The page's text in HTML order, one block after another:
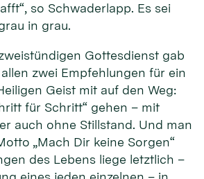
so Schwaderlapp. Es sei
in grau.
Gottesdienst gab
zwei Empfehlungen für ein
Geist mit auf den Weg:
für Schritt“ gehen – mit
auch ohne Stillstand. Und man
„Mach Dir keine Sorgen“
des Lebens liege letztlich –